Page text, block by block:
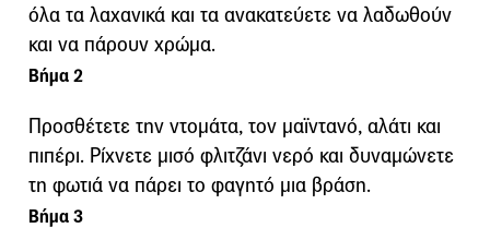
όλα τα λαχανικά και τα ανακατεύετε να λαδωθούν
και να πάρουν χρώμα.
Βήμα 2
Προσθέτετε την ντομάτα, τον μαϊντανό, αλάτι και
πιπέρι. Ρίχνετε μισό φλιτζάνι νερό και δυναμώνετε
τη φωτιά να πάρει το φαγητό μια βράση.
Βήμα 3